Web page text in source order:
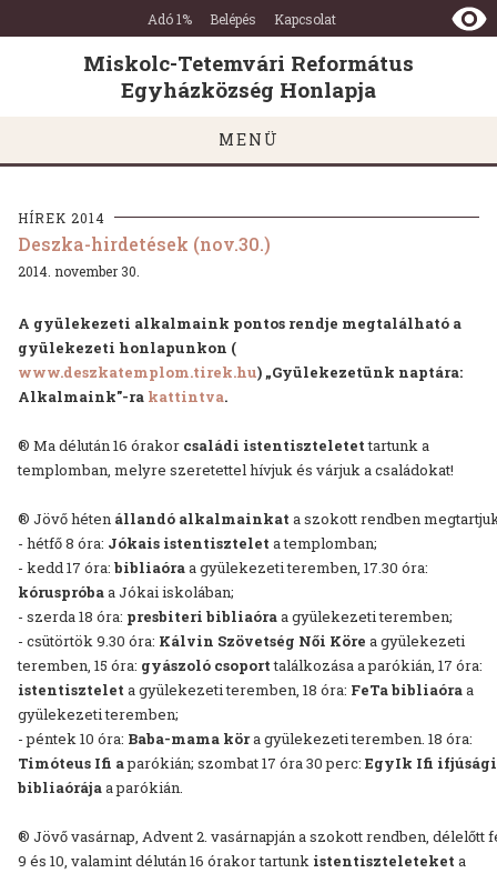
Miskolc-
Tetemvári
Református
Egyházközség
Honlapja
Ugrás a tartalomra
Ugrás a láblécre
Adó 1% Belépés Kapcsolat
Miskolc-Tetemvári Református
Egyházközség Honlapja
MENÜ
HÍREK 2014
Deszka-hirdetések (nov.30.)
2014. november 30.
A gyülekezeti alkalmaink pontos rendje megtalálható a
gyülekezeti honlapunkon (
www.deszkatemplom.tirek.hu) „Gyülekezetünk naptára:
Alkalmaink"-ra kattintva.
® Ma délután 16 órakor családi istentiszteletettartunka
templomban, melyre szeretettel hívjuk és várjuk a családokat!
® Jövő héten állandó alkalmainkat a szokott rendben
- hétfő 8 óra: Jókais istentisztelet a templomban;
- kedd 17 óra: bibliaóraa gyülekezeti teremben, 17.30 óra:
kóruspróbaa Jókai iskolában;
- szerda 18 óra: presbiteri bibliaóraa gyülekezeti teremben;
- csütörtök 9.30 óra: Kálvin Szövetség Női Köre a gyülekezeti
teremben, 15 óra: gyászoló csoporttalálkozása a parókián, 17 óra:
istentisztelet a gyülekezeti teremben, 18 óra: FeTa bibliaóraa
gyülekezeti teremben;
- péntek 10 óra: Baba-mama köra gyülekezeti teremben. 18 óra:
Timóteus Ifi aparókián; szombat 17 óra 30 perc: EgyIk Ifi ifjúsági
bibliaórájaa parókián.
® Jövő vasárnap, Advent 2. vasárnapján a szokott rendben, délelőtt
9 és 10, valamint délután 16 órakor tartunk istentiszteleteket a